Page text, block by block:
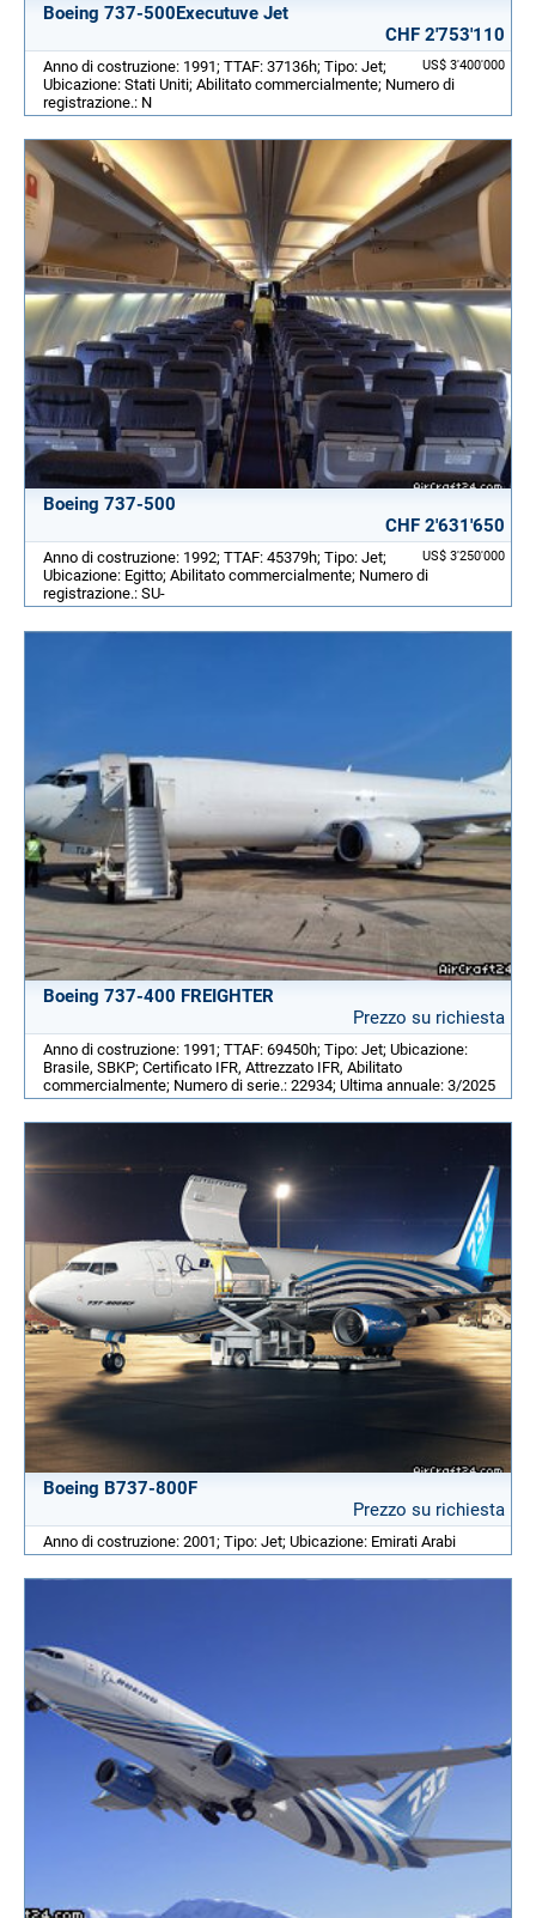
Boeing 737-500Executuve Jet
CHF 2'753'110
US$ 3'400'000
Anno di costruzione: 1991; TTAF: 37136h; Tipo: Jet;
Ubicazione: Stati Uniti; Abilitato commercialmente; Numero di
registrazione.: N
Boeing 737-500
CHF 2'631'650
US$ 3'250'000
Anno di costruzione: 1992; TTAF: 45379h; Tipo: Jet;
Ubicazione: Egitto; Abilitato commercialmente; Numero di
registrazione.: SU-
Boeing 737-400 FREIGHTER
Prezzo su richiesta
Anno di costruzione: 1991; TTAF: 69450h; Tipo: Jet; Ubicazione:
Brasile, SBKP; Certificato IFR, Attrezzato IFR, Abilitato
commercialmente; Numero di serie.: 22934; Ultima annuale: 3/2025
Boeing B737-800F
Prezzo su richiesta
Anno di costruzione: 2001; Tipo: Jet; Ubicazione: Emirati Arabi